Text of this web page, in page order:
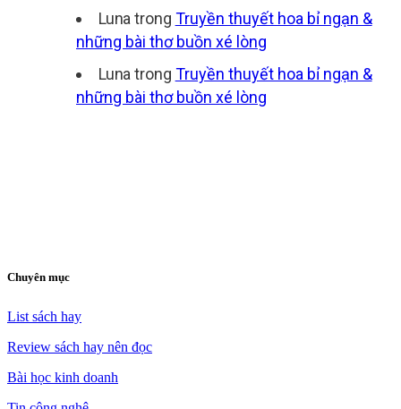
Luna trong Truyền thuyết hoa bỉ ngạn &
những bài thơ buồn xé lòng
Luna trong Truyền thuyết hoa bỉ ngạn &
những bài thơ buồn xé lòng
Chuyên mục
List sách hay
Review sách hay nên đọc
Bài học kinh doanh